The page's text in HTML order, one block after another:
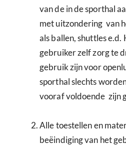
van de in de sporthal
met uitzondering van
als ballen, shuttles
gebruiker zelf zorg te
gebruik zijn voor
sporthal slechts
vooraf voldoende zijn
Alle toestellen en
beëindiging van het